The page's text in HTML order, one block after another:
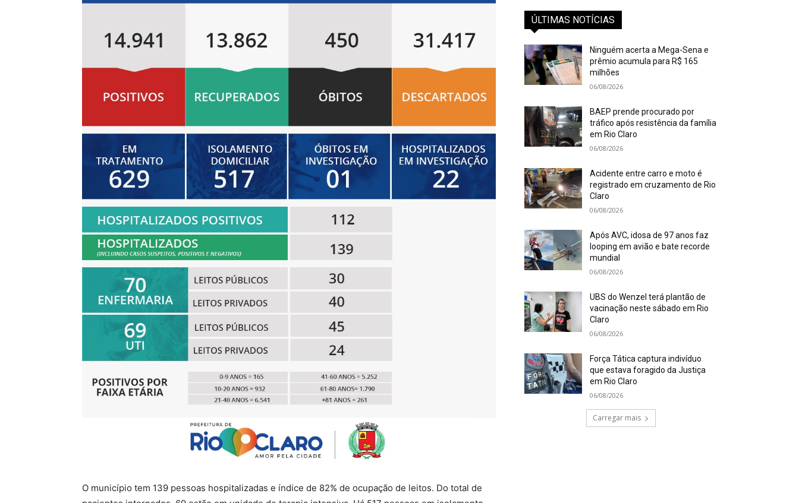
O município tem 139 pessoas hospitalizadas e índice de 82% de ocupação de leitos. Do total de
ÚLTIMAS NOTÍCIAS
Ninguém acerta a Mega-Sena e
prêmio acumula para R$ 165
milhões
06/08/2026
BAEP prende procurado por
tráfico após resistência da família
em Rio Claro
06/08/2026
Acidente entre carro e moto é
registrado em cruzamento de Rio
Claro
06/08/2026
Após AVC, idosa de 97 anos faz
looping em avião e bate recorde
mundial
06/08/2026
UBS do Wenzel terá plantão de
vacinação neste sábado em Rio
Claro
06/08/2026
Força Tática captura indivíduo
que estava foragido da Justiça
em Rio Claro
06/08/2026
Carregar mais